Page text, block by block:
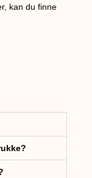
kan du finne